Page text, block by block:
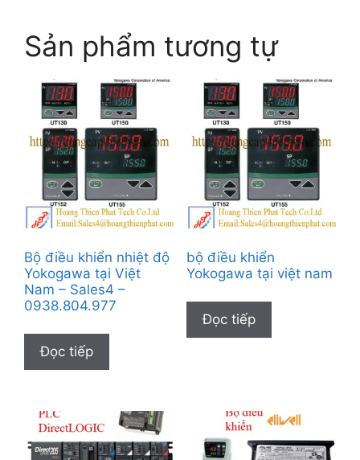
Sản phẩm tương tự
Bộ điều khiển nhiệt độ
Yokogawa tại Việt
Nam – Sales4 –
0938.804.977
Đọc tiếp
bộ điều khiển
Yokogawa tại việt nam
Đọc tiếp